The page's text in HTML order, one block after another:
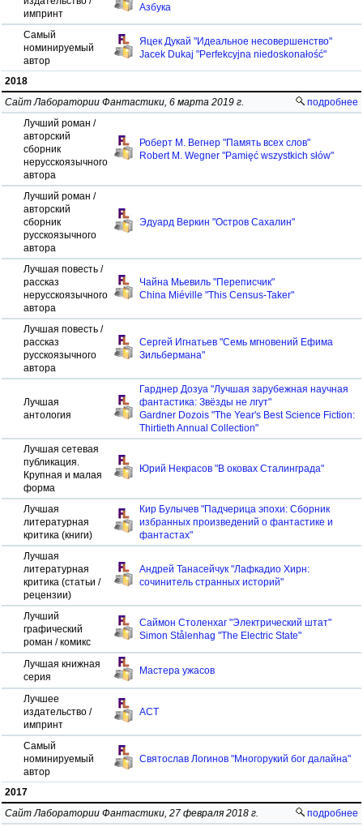
импринт
Азбука
Самый
номинируемый
автор
Яцек Дукай "Идеальное несовершенство"
Jacek Dukaj "Perfekcyjna niedoskonałość"
2018
подробнее
Сайт Лаборатории Фантастики, 6 марта 2019 г.
Лучший роман /
авторский
сборник
нерусскоязычного
автора
Роберт М. Вегнер "Память всех слов"
Robert M. Wegner "Pamięć wszystkich słów"
Лучший роман /
авторский
сборник
русскоязычного
автора
Эдуард Веркин "Остров Сахалин"
Лучшая повесть /
рассказ
нерусскоязычного
автора
Чайна Мьевиль "Переписчик"
China Miéville "This Census-Taker"
Лучшая повесть /
рассказ
русскоязычного
автора
Сергей Игнатьев "Семь мгновений Ефима
Зильбермана"
Лучшая
антология
Гарднер Дозуа "Лучшая зарубежная научная
фантастика: Звёзды не лгут"
Gardner Dozois "The Year's Best Science Fiction:
Thirtieth Annual Collection"
Лучшая сетевая
публикация.
Крупная и малая
форма
Юрий Некрасов "В оковах Сталинграда"
Лучшая
литературная
критика (книги)
Кир Булычев "Падчерица эпохи: Сборник
избранных произведений о фантастике и
фантастах"
Лучшая
литературная
критика (статьи /
рецензии)
Андрей Танасейчук "Лафкадио Хирн:
сочинитель странных историй"
Лучший
графический
роман / комикс
Саймон Столенхаг "Электрический штат"
Simon Stålenhag "The Electric State"
Лучшая книжная
серия
Мастера ужасов
Лучшее
издательство /
импринт
АСТ
Самый
номинируемый
автор
Святослав Логинов "Многорукий бог далайна"
2017
подробнее
Сайт Лаборатории Фантастики, 27 февраля 2018 г.